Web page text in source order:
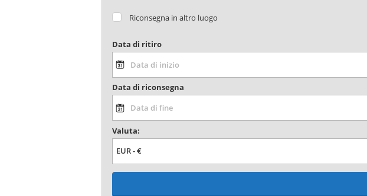
Riconsegna in altro luogo
Data di ritiro
Data di riconsegna
Valuta: